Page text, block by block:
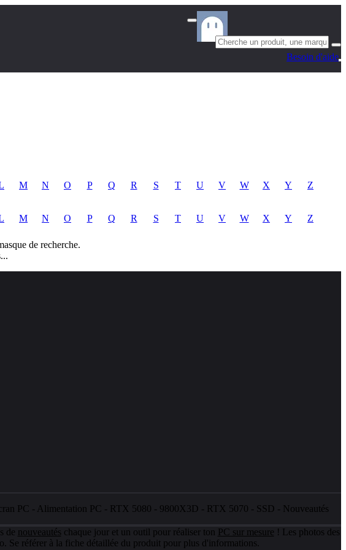
Besoin d'aide
M N O P Q R S T U V W X Y
Z
M N O P Q R S T U V W X Y Z
de recherche.
PC - Alimentation PC - RTX 5080 - 9800X3D - RTX 5070 - SSD - Nouveautés
de nouveautés chaque jour et un outil pour réaliser ton PC sur mesure ! Les photos des
Se référer à la fiche détaillée du produit pour plus d'informations.